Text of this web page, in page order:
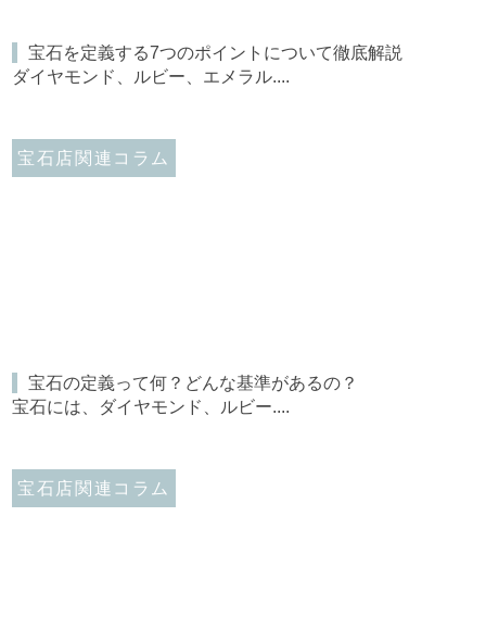
宝石を定義する7つのポイントについて徹底解説
ダイヤモンド、ルビー、エメラル....
宝石店関連コラム
宝石の定義って何？どんな基準があるの？
宝石には、ダイヤモンド、ルビー....
宝石店関連コラム